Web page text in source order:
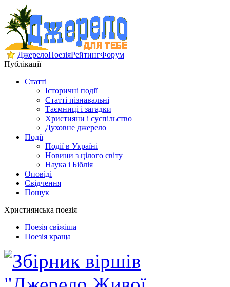
ДжерелоПоезіяРейтингФорум
Публікації
Статті
Історичні події
Статті пізнавальні
Таємниці і загадки
Християни і суспільство
Духовне джерело
Події
Події в Україні
Новини з цілого світу
Наука і Біблія
Оповіді
Свідчення
Пошук
Християнська поезія
Поезія свіжіша
Поезія краща